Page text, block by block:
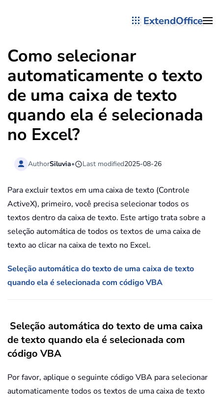
ExtendOffice
Como selecionar
automaticamente o texto
de uma caixa de texto
quando ela é selecionada
no Excel?
AuthorSiluvia• Last modified2025-08-26
Para excluir textos em uma caixa de texto (Controle
ActiveX), primeiro, você precisa selecionar todos os
textos dentro da caixa de texto. Este artigo trata sobre a
seleção automática de todos os textos de uma caixa de
texto ao clicar na caixa de texto no Excel.
Seleção automática do texto de uma caixa de texto
quando ela é selecionada com código VBA
Seleção automática do texto de uma caixa
de texto quando ela é selecionada com
código VBA
Por favor, aplique o seguinte código VBA para selecionar
automaticamente todos os textos de uma caixa de texto